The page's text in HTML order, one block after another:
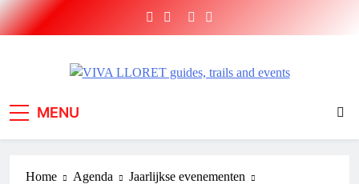
Ga
naar
MENU
Home Agenda
Jaarlijkse evenementen